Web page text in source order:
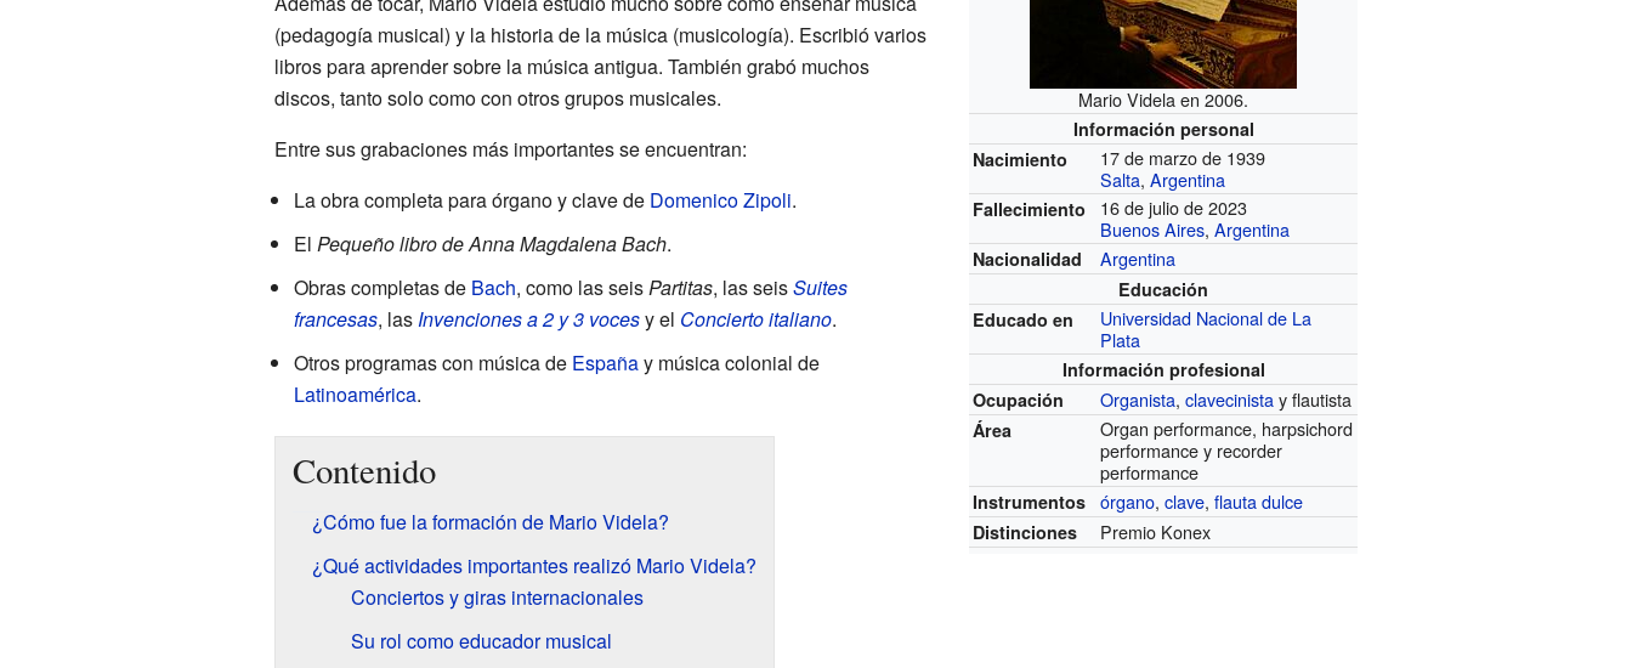
Mario Videla en 2006.
Información personal
Nacimiento
17 de marzo de 1939
Salta,Argentina
Fallecimiento
16 de julio de 2023
Buenos Aires,Argentina
Nacionalidad Argentina
Educación
Educado en
Universidad Nacional de La
Plata
Información profesional
Ocupación
Organista,clavecinistay flautista
Área
Organ performance, harpsichord
performance y recorder
performance
Instrumentos órgano,clave,flauta dulce
Distinciones Premio Konex
(pedagogía musical) y la historia de la música (musicología). Escribió varios
libros para aprender sobre la música antigua. También grabó muchos
discos, tanto solo como con otros grupos musicales.
Entre sus grabaciones más importantes se encuentran:
La obra completa para órgano y clave de Domenico Zipoli.
El Pequeño libro de Anna Magdalena Bach.
Obras completas de Bach, como las seisPartitas, las seisSuites
francesas, lasInvenciones a 2 y 3 vocesy el Concierto italiano.
Otros programas con música de Españay música colonial de
Latinoamérica.
Contenido
¿Cómo fue la formación de Mario Videla?
¿Qué actividades importantes realizó Mario Videla?
Conciertos y giras internacionales
Su rol como educador musical